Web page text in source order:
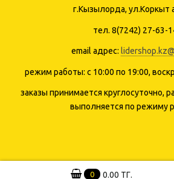
г.Кызылорда, ул.Коркыт
тел. 8(7242) 27-63-
email адрес:
режим работы: с 10:00 по 19:00,
заказы принимается круглосуточно,
выполняется по режиму
0 0.00 ТГ.